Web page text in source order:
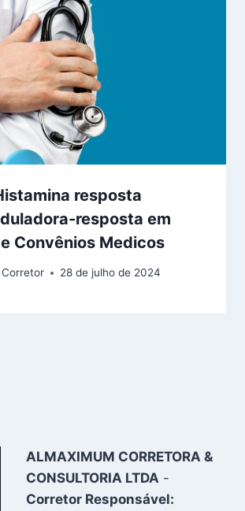
resposta
resposta em
Convênios Medicos
28 de julho de 2024
ALMAXIMUM CORRETORA &
CONSULTORIA LTDA -
Corretor Responsável: